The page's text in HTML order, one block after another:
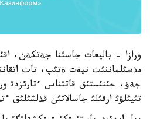
ورازا - باليعات جاسئنا جةتكةن،
مذسئلماننئث نيةت ةتئپ، تاث
جةؤ، جئنئستئق قاتئناس ءتارئزدئ
تئيئلؤئ ارقئلئ جاسالاتئن قذلشئلئق